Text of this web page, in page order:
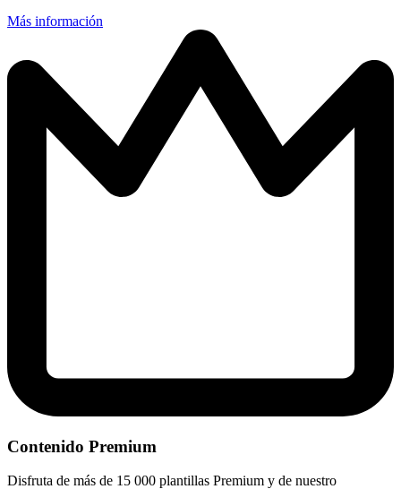
Más información
Contenido Premium
Disfruta de más de 15 000 plantillas Premium y de nuestro